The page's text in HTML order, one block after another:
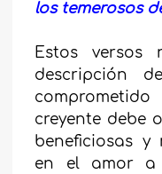
los temerosos
Estos versos
descripción
creyente debe
beneficiosas y
en el amor